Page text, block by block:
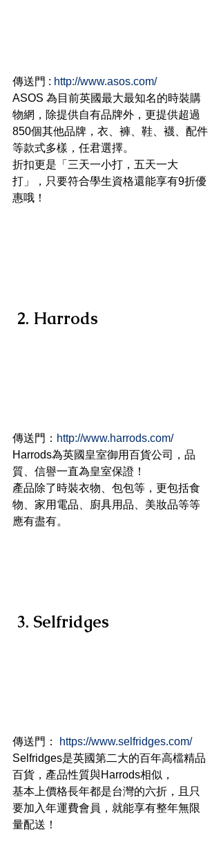
傳送門 : http://www.asos.com/
ASOS 為目前英國最大最知名的時裝購
物網，除提供自有品牌外，更提供超過
850個其他品牌，衣、褲、鞋、襪、配件
等款式多樣，任君選擇。
折扣更是「三天一小打，五天一大
打」，只要符合學生資格還能享有9折優
惠哦！
2. Harrods
傳送門： http://www.harrods.com/
Harrods為英國皇室御用百貨公司，品
質、信譽一直為皇室保證！
產品除了時裝衣物、包包等，更包括食
物、家用電品、廚具用品、美妝品等等
應有盡有。
3. Selfridges
傳送門：
https://www.selfridges.com/
Selfridges是英國第二大的百年高檔精品
百貨，產品性質與Harrods相似，
基本上價格長年都是台灣的六折，且只
要加入年運費會員，就能享有整年無限
量配送！